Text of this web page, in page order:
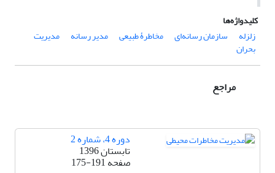
کلیدواژه‌ها
زلزله
سازمان رسانه‌ای مخاطرۀ طبیعی مدیر رسانه مدیریت
بحران
مراجع
دوره 4، شماره 2
تابستان 1396
صفحه175-191